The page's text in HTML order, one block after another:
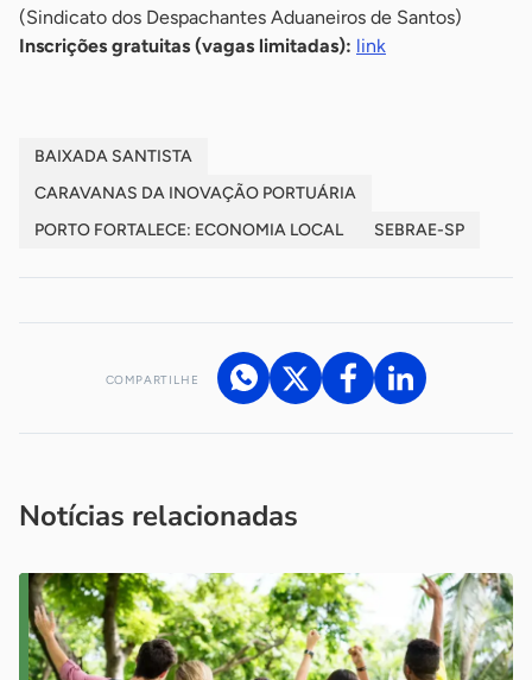
(Sindicato dos Despachantes Aduaneiros de Santos)
Inscrições gratuitas (vagas limitadas): link
BAIXADA SANTISTA
CARAVANAS DA INOVAÇÃO PORTUÁRIA
PORTO FORTALECE: ECONOMIA LOCAL
SEBRAE-SP
COMPARTILHE
Notícias relacionadas